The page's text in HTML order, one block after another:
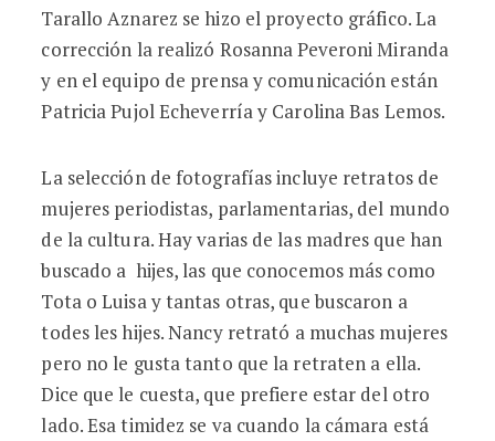
Tarallo Aznarez se hizo el proyecto gráfico. La
corrección la realizó Rosanna Peveroni Miranda
y en el equipo de prensa y comunicación están
Patricia Pujol Echeverría y Carolina Bas Lemos.
La selección de fotografías incluye retratos de
mujeres periodistas, parlamentarias, del mundo
de la cultura. Hay varias de las madres que han
buscado a hijes, las que conocemos más como
Tota o Luisa y tantas otras, que buscaron a
todes les hijes. Nancy retrató a muchas mujeres
pero no le gusta tanto que la retraten a ella.
Dice que le cuesta, que prefiere estar del otro
lado. Esa timidez se va cuando la cámara está